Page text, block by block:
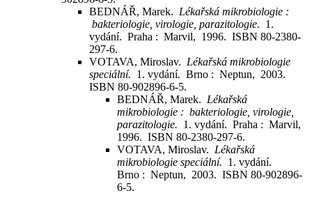
BEDNÁŘ, Marek. Lékařská mikrobiologie :
bakteriologie, virologie, parazitologie. 1.
vydání. Praha : Marvil, 1996. ISBN 80-2380-
297-6.
VOTAVA, Miroslav. Lékařská mikrobiologie
speciální. 1. vydání. Brno : Neptun, 2003.
ISBN 80-902896-6-5.
BEDNÁŘ, Marek. Lékařská
mikrobiologie : bakteriologie, virologie,
parazitologie. 1. vydání. Praha : Marvil,
1996. ISBN 80-2380-297-6.
VOTAVA, Miroslav. Lékařská
mikrobiologie speciální. 1. vydání.
Brno : Neptun, 2003. ISBN 80-902896-
6-5.